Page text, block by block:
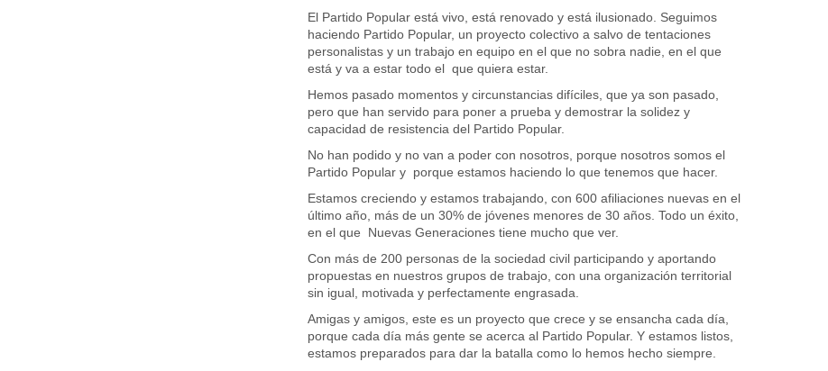
El Partido Popular está vivo, está renovado y está ilusionado. Seguimos
haciendo Partido Popular, un proyecto colectivo a salvo de tentaciones
personalistas y un trabajo en equipo en el que no sobra nadie, en el que
está y va a estar todo el que quiera estar.
Hemos pasado momentos y circunstancias difíciles, que ya son pasado,
pero que han servido para poner a prueba y demostrar la solidez y
capacidad de resistencia del Partido Popular.
No han podido y no van a poder con nosotros, porque nosotros somos el
Partido Popular y porque estamos haciendo lo que tenemos que hacer.
Estamos creciendo y estamos trabajando, con 600 afiliaciones nuevas en el
último año, más de un 30% de jóvenes menores de 30 años. Todo un éxito,
en el que Nuevas Generaciones tiene mucho que ver.
Con más de 200 personas de la sociedad civil participando y aportando
propuestas en nuestros grupos de trabajo, con una organización territorial
sin igual, motivada y perfectamente engrasada.
Amigas y amigos, este es un proyecto que crece y se ensancha cada día,
porque cada día más gente se acerca al Partido Popular. Y estamos listos,
estamos preparados para dar la batalla como lo hemos hecho siempre.